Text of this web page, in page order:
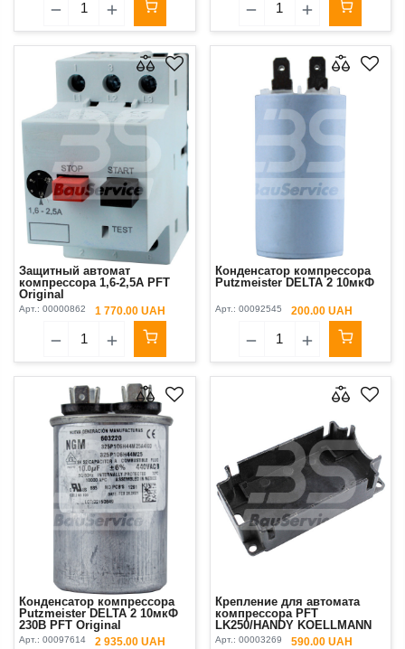
Защитный автомат
компрессора 1,6-2,5А PFT
Original
Арт.: 00000862 1 770.00 UAH
Конденсатор компрессора
Putzmeister DELTA 2 10мкФ
Арт.: 00092545 200.00 UAH
Конденсатор компрессора
Putzmeister DELTA 2 10мкФ
230В PFT Original
Арт.: 00097614 2 935.00 UAH
Крепление для автомата
компрессора PFT
LK250/HANDY KOELLMANN
K2 Original
Арт.: 00003269 590.00 UAH